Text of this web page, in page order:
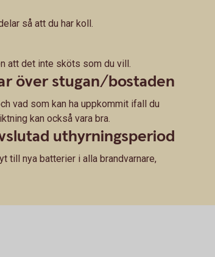
så att du har koll.
att det inte sköts som du vill.
över stugan/bostaden
vad som kan ha uppkommit ifall du
kan också vara bra.
uthyrningsperiod
till nya batterier i alla brandvarnare,